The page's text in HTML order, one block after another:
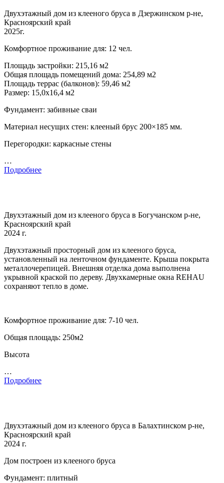
Двухэтажный дом из клееного бруса в Дзержинском р-не,
Красноярский край
2025г.
Комфортное проживание для: 12 чел.
Площадь застройки: 215,16 м2
Общая площадь помещений дома: 254,89 м2
Площадь террас (балконов): 59,46 м2
Размер: 15,0х16,4 м2
Фундамент: забивные сваи
Материал несущих стен: клееный брус 200×185 мм.
Перегородки: каркасные стены
…
Подробнее
Двухэтажный дом из клееного бруса в Богучанском р-не,
Красноярский край
2024 г.
Двухэтажный просторный дом из клееного бруса,
установленный на ленточном фундаменте. Крыша покрыта
металлочерепицей. Внешняя отделка дома выполнена
укрывной краской по дереву. Двухкамерные окна REHAU
сохраняют тепло в доме.
Комфортное проживание для: 7-10 чел.
Общая площадь: 250м2
Высота
…
Подробнее
Двухэтажный дом из клееного бруса в Балахтинском р-не,
Красноярский край
2024 г.
Дом построен из клееного бруса
Фундамент: плитный